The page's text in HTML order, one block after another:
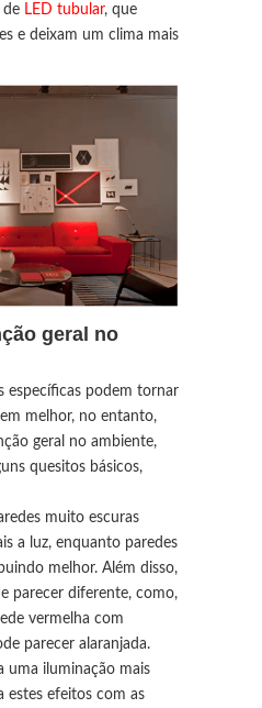
de LED tubular, que
e deixam um clima mais
geral no
específicas podem tornar
melhor, no entanto,
geral no ambiente,
quesitos básicos,
muito escuras
a luz, enquanto paredes
melhor. Além disso,
parecer diferente, como,
vermelha com
parecer alaranjada.
uma iluminação mais
estes efeitos com as